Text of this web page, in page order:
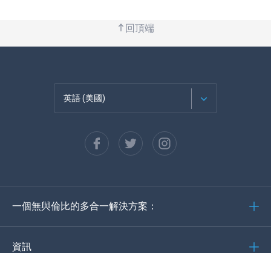
回頂端
英語 (美國)
西班牙語
德語
一個無與倫比的多合一解決方案：
資訊